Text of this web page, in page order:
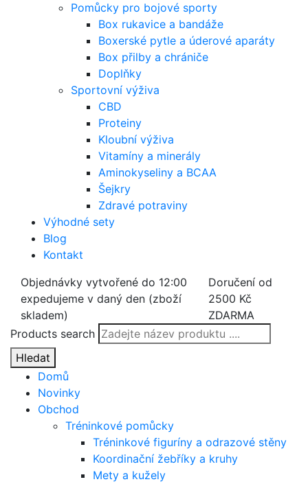
Pomůcky pro bojové sporty
Box rukavice a bandáže
Boxerské pytle a úderové aparáty
Box přilby a chrániče
Doplňky
Sportovní výživa
CBD
Proteiny
Kloubní výživa
Vitamíny a minerály
Aminokyseliny a BCAA
Šejkry
Zdravé potraviny
Výhodné sety
Blog
Kontakt
Objednávky vytvořené do 12:00
expedujeme v daný den (zboží
skladem)
Doručení od
2500 Kč
ZDARMA
Products search
Hledat
Domů
Novinky
Obchod
Tréninkové pomůcky
Tréninkové figuríny a odrazové stěny
Koordinační žebříky a kruhy
Mety a kužely